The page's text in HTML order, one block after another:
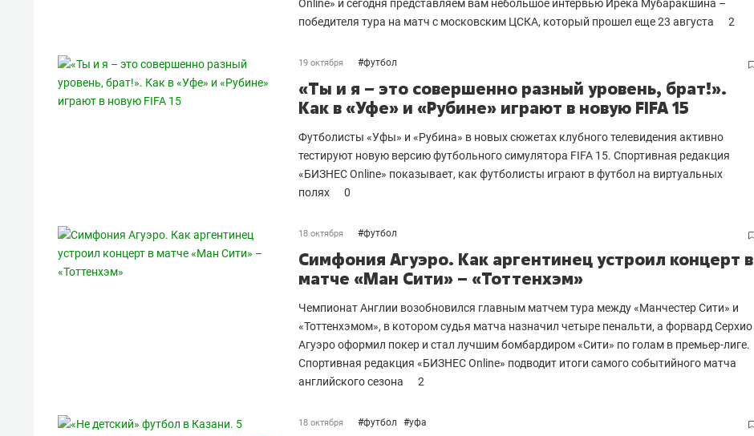
Online» и сегодня представляем вам небольшое интервью Ирека Мубаракшина –
победителя тура на матч с московским ЦСКА, который прошел еще 23 августа
2
19 октября #футбол
«Ты и я – это совершенно разный уровень, брат!».
Как в «Уфе» и «Рубине» играют в новую FIFA 15
Футболисты «Уфы» и «Рубина» в новых сюжетах клубного телевидения активно
тестируют новую версию футбольного симулятора FIFA 15. Спортивная редакция
«БИЗНЕС Online» показывает, как футболисты играют в футбол на виртуальных
полях
0
18 октября #футбол
Симфония Агуэро. Как аргентинец устроил концерт в
матче «Ман Сити» – «Тоттенхэм»
Чемпионат Англии возобновился главным матчем тура между «Манчестер Сити» и
«Тоттенхэмом», в котором судья матча назначил четыре пенальти, а форвард Серхио
Агуэро оформил покер и стал лучшим бомбардиром «Сити» по голам в премьер-лиге.
Спортивная редакция «БИЗНЕС Online» подводит итоги самого событийного матча
английского сезона
2
18 октября #футбол #уфа